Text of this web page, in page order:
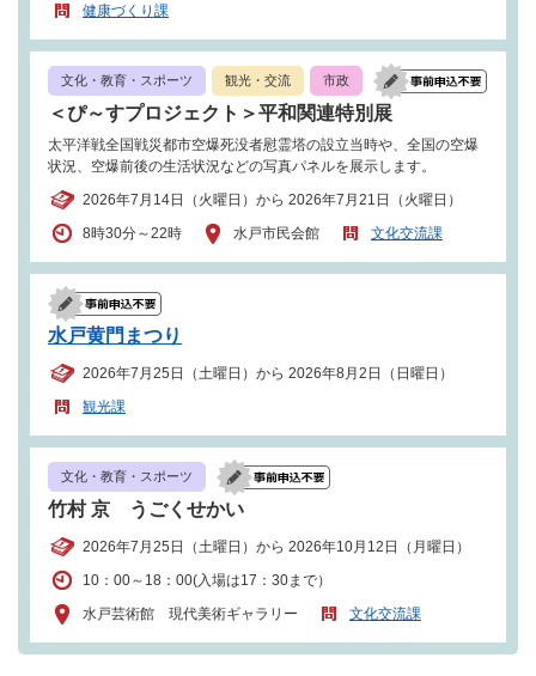
健康づくり課
文化・教育・スポーツ 観光・交流 市政
＜ぴ～すプロジェクト＞平和関連特別展
太平洋戦全国戦災都市空爆死没者慰霊塔の設立当時や、全国の空爆
状況、空爆前後の生活状況などの写真パネルを展示します。
2026年7月14日（火曜日）から 2026年7月21日（火曜日）
8時30分～22時
水戸市民会館 文化交流課
水戸黄門まつり
2026年7月25日（土曜日）から 2026年8月2日（日曜日）
観光課
文化・教育・スポーツ
竹村 京 うごくせかい
2026年7月25日（土曜日）から 2026年10月12日（月曜日）
10：00～18：00(入場は17：30まで）
水戸芸術館 現代美術ギャラリー
文化交流課